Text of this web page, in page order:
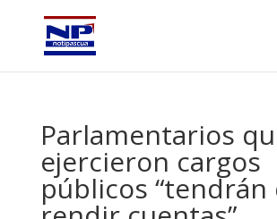
Parlamentarios
ejercieron cargos
públicos “tendrán